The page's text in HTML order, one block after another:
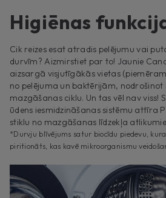
Higiēnas
Cik reizes esat atradis pelējumu vai
durvīm? Aizmirstiet par to! Jaunie
aizsargā visjutīgākās vietas
no pelējuma un baktērijām, nodrošinot
mazgāšanas ciklu. Un tas vēl nav
ūdens iesmidzināšanas sistēmu attīra
stiklu no mazgāšanas līdzekļa
*Durvju blīvējums satur biocīdu piedevu,
piritionāts, kas kavē mikroorganismu